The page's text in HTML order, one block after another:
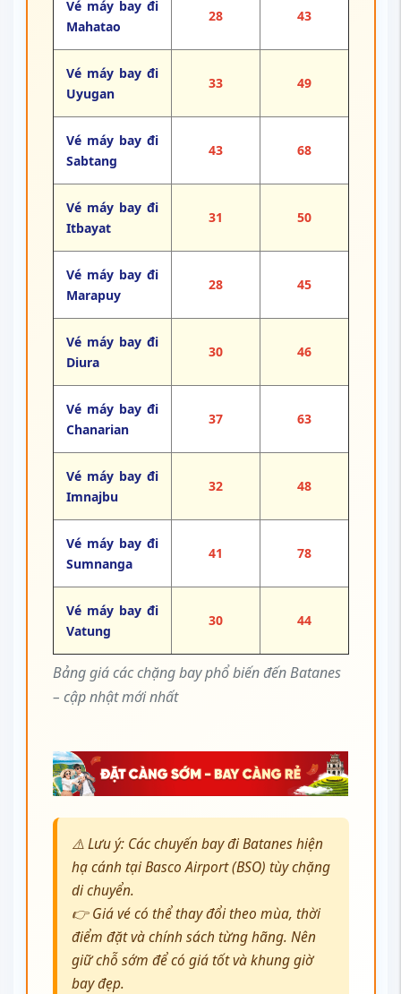
Bảng giá các chặng bay phổ biến đến Batanes
– cập nhật mới nhất
Vé máy bay đi
Mahatao
28 43
Vé máy bay đi
Uyugan
33 49
Vé máy bay đi
Sabtang
43 68
Vé máy bay đi
Itbayat
31 50
Vé máy bay đi
Marapuy
28 45
Vé máy bay đi
Diura
30 46
Vé máy bay đi
Chanarian
37 63
Vé máy bay đi
Imnajbu
32 48
Vé máy bay đi
Sumnanga
41 78
Vé máy bay đi
Vatung
30 44
⚠️ Lưu ý: Các chuyến bay đi Batanes hiện
hạ cánh tại Basco Airport (BSO) tùy chặng
di chuyển.
👉 Giá vé có thể thay đổi theo mùa, thời
điểm đặt và chính sách từng hãng. Nên
giữ chỗ sớm để có giá tốt và khung giờ
bay đẹp.